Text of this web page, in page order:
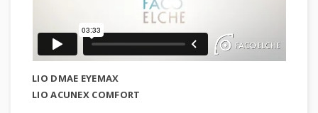
LIO DMAE EYEMAX
LIO ACUNEX COMFORT